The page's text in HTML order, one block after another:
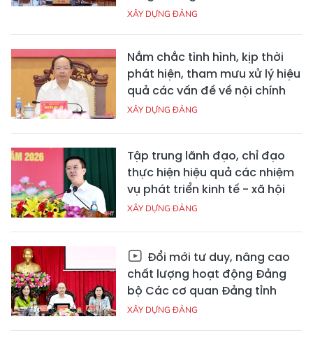
XÂY DỰNG ĐẢNG
Nắm chắc tình hình, kịp thời
phát hiện, tham mưu xử lý hiệu
quả các vấn đề về nội chính
XÂY DỰNG ĐẢNG
Tập trung lãnh đạo, chỉ đạo
thực hiện hiệu quả các nhiệm
vụ phát triển kinh tế - xã hội
XÂY DỰNG ĐẢNG
Đổi mới tư duy, nâng cao
chất lượng hoạt động Đảng
bộ Các cơ quan Đảng tỉnh
XÂY DỰNG ĐẢNG